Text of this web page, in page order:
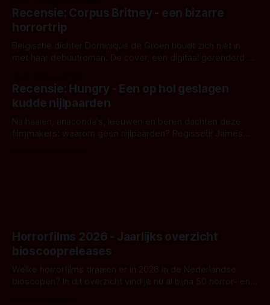
'Skeletons', een nieuwe creature feature waarvoor de
opnames zijn gestart in Australië.
Recensie: Corpus Britney - een bizarre
horrortrip
Belgische dichter Dominique de Groen houdt zich niet in
met haar debuutroman. De cover, een digitaal gerenderd en
achtergrond, belooft iets kleurrijks maar onheilspellends,
iets ongrijpbaars. En dat maakt De Groen met ieder woord
waar.
Recensie: Hungry - Een op hol geslagen
kudde nijlpaarden
Na haaien, anaconda's, leeuwen en beren dachten deze
filmmakers: waarom geen nijlpaarden? Regisseur James
Horrorfilms 2026 - Jaarlijks overzicht
bioscoopreleases
Welke horrorfilms draaien er in 2026 in de Nederlandse
bioscopen? In dit overzicht vind je nu al bijna 50 horror- en